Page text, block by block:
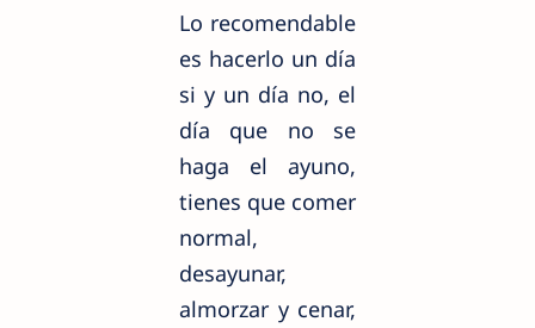
Lo recomendable
es hacerlo un día
si y un día no, el
día que no se
haga el ayuno,
tienes que comer
normal,
desayunar,
almorzar y cenar,